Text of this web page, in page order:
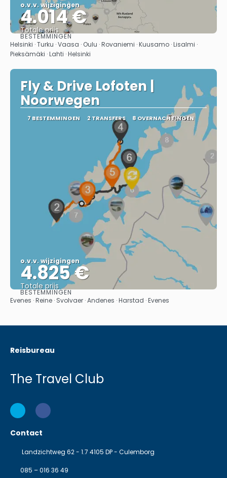
o.v.v. wijzigingen
4.014 €
Totale prijs
Bekijk
BESTEMMINGEN
Helsinki · Turku · Vaasa · Oulu · Rovaniemi · Kuusamo · Lisalmi ·
Pieksämäki · Lahti · Helsinki
Fly & Drive Lofoten |
Noorwegen
7 BESTEMMINGEN 2 TRANSFERS 8 OVERNACHTINGEN
o.v.v. wijzigingen
4.825 €
Totale prijs
Bekijk
BESTEMMINGEN
Evenes · Reine · Svolvaer · Andenes · Harstad · Evenes
Reisbureau
The Travel Club
Contact
Landzichtweg 62 - 1.7 4105 DP - Culemborg
085 – 016 36 49